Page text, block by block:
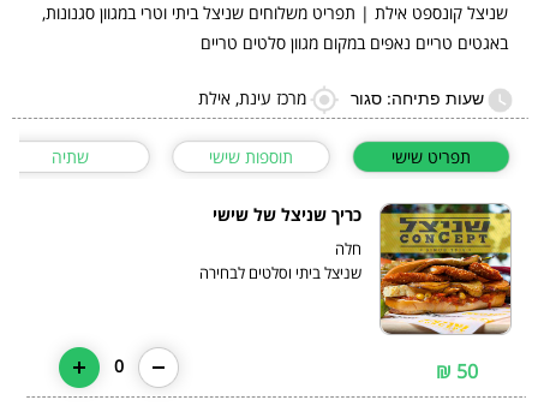
שניצל קונספט אילת | תפריט משלוחים שניצל ביתי וטרי במגוון סגנונות,
באגטים טריים נאפים במקום מגוון סלטים טריים
שעות פתיחה: סגור מרכז עינת, אילת
תפריט שישי תוספות שישי שתיה
כריך שניצל של שישי
שניצל ביתי וסלטים לבחירה
50 ₪
0